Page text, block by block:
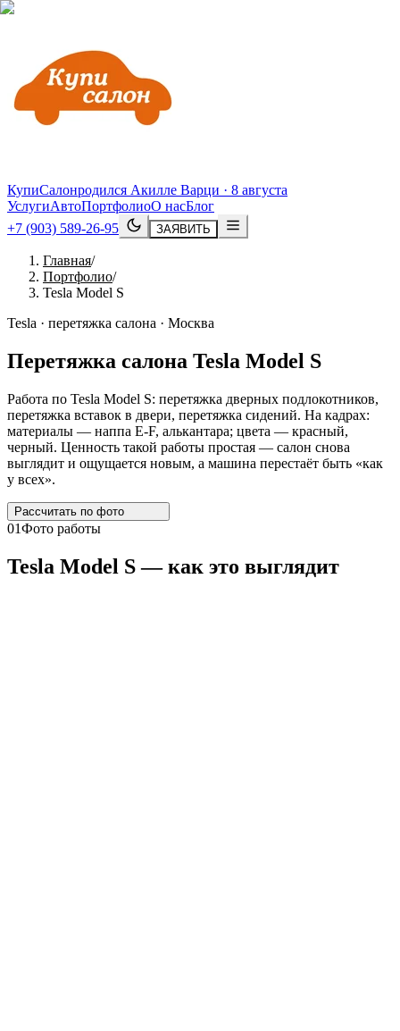
КупиСалонродился Акилле Варци · 8 августа
УслугиАвтоПортфолиоО насБлог
+7 (903) 589-26-95
ЗАЯВИТЬ
Главная/
Портфолио/
Tesla Model S
Tesla · перетяжка салона · Москва
Перетяжка салона Tesla Model S
Работа по Tesla Model S: перетяжка дверных подлокотников,
перетяжка вставок в двери, перетяжка сидений. На кадрах:
материалы — наппа E-F, алькантара; цвета — красный,
черный. Ценность такой работы простая — салон снова
выглядит и ощущается новым, а машина перестаёт быть «как
у всех».
Рассчитать по фото
01Фото работы
Tesla Model S— как это выглядит